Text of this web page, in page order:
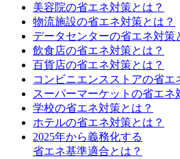
美容院の省エネ対策とは？
物流施設の省エネ対策とは？
データセンターの省エネ対策
飲食店の省エネ対策とは？
百貨店の省エネ対策とは？
コンビニエンスストアの省エ
スーパーマーケットの省エネ
学校の省エネ対策とは？
ホテルの省エネ対策とは？
2025年から義務化する
省エネ基準適合とは？